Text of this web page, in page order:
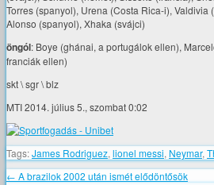
Torres (spanyol), Urena (Costa Rica-i),
Alonso (spanyol), Xhaka (svájci)
öngól: Boye (ghánai, a portugálok ellen),
franciák ellen)
skt \ sgr \ blz
MTI 2014. július 5., szombat 0:02
Tags:James Rodriguez, lionel messi, Neymar,
← A brazilok 2002 után ismét elődöntősök